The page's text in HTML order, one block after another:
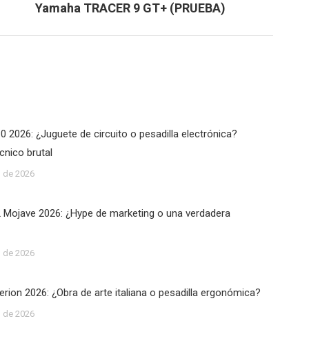
Yamaha TRACER 9 GT+ (PRUEBA)
2026: ¿Juguete de circuito o pesadilla electrónica?
brutal
2026
Mojave 2026: ¿Hype de marketing o una verdadera
2026
2026: ¿Obra de arte italiana o pesadilla ergonómica?
2026